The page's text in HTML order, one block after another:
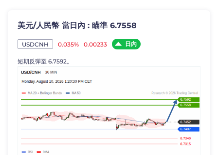
美元/人民幣 當日內 : 瞄準 6.7558
USDCNH 0.035% 0.00233 日內
短期反彈至 6.7592。